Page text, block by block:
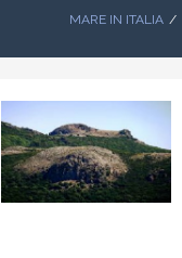
MARE IN ITALIA